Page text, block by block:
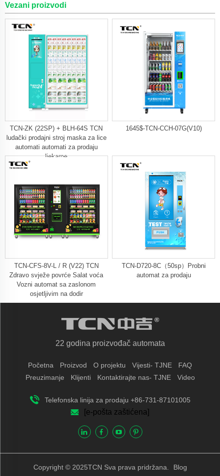
Vezani proizvodi
TCN-ZK (22SP) + BLH-64S TCN
ludački prodajni stroj maska ​​za lice
automati automati za prodaju
ljekarne
1645$-TCN-CCH-07G(V10)
TCN-CFS-8V-L / R (V22) TCN
Zdravo svježe povrće Salat voća
Vozni automat sa zaslonom
osjetljivim na dodir
TCN-D720-8C（50sp）Probni
automat za prodaju
22 godina proizvođač automata
Početna Proizvod O projektu Vijesti- TJNE
FAQ
Preuzimanje
Klijenti Kontaktirajte nas- TJNE Video
Telefonska linija za prodaju +86-731-87101005
[e-pošta zaštićena]
Copyright © 2025TCN Sva prava pridržana. Blog